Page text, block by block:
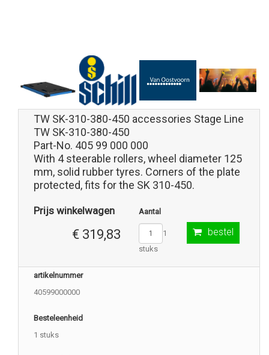
TW SK-310-380-450 accessories Stage Line
TW SK-310-380-450
Part-No. 405 99 000 000
With 4 steerable rollers, wheel diameter 125
mm, solid rubber tyres. Corners of the plate
protected, fits for the SK 310-450.
Prijs winkelwagen
€ 319,83
Aantal
1
stuks
bestel
artikelnummer
40599000000
Besteleenheid
1 stuks